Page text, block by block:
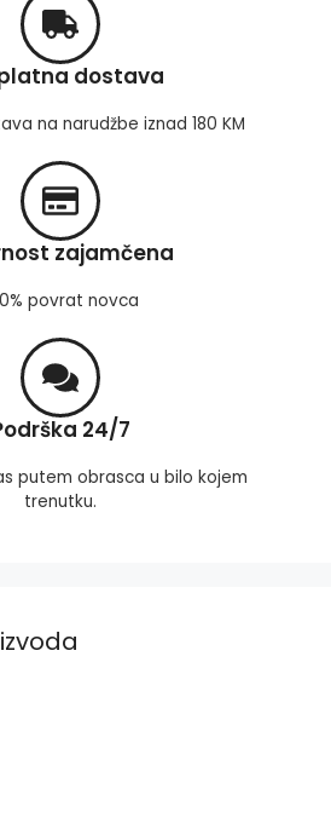
dostava
na narudžbe iznad 180 KM
zajamčena
povrat novca
24/7
putem obrasca u bilo kojem
trenutku.